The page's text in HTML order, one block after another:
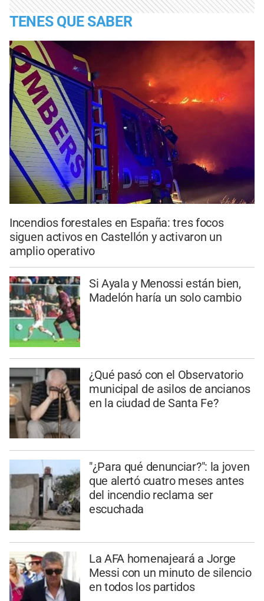
TENES QUE SABER
Incendios forestales en España: tres focos
siguen activos en Castellón y activaron un
amplio operativo
Si Ayala y Menossi están bien,
Madelón haría un solo cambio
¿Qué pasó con el Observatorio
municipal de asilos de ancianos
en la ciudad de Santa Fe?
"¿Para qué denunciar?": la joven
que alertó cuatro meses antes
del incendio reclama ser
escuchada
La AFA homenajeará a Jorge
Messi con un minuto de silencio
en todos los partidos